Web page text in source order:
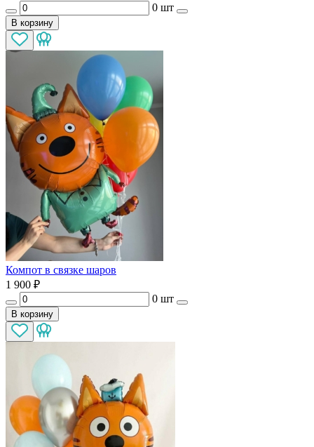
0 шт
В корзину
Компот в связке шаров
1 900 ₽
0 шт
В корзину